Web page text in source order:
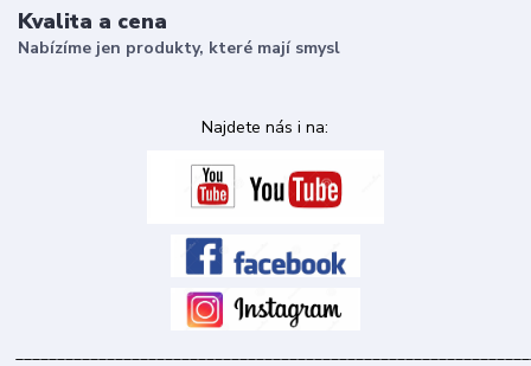
Kvalita a cena
Nabízíme jen produkty, které mají smysl
Najdete nás i na: